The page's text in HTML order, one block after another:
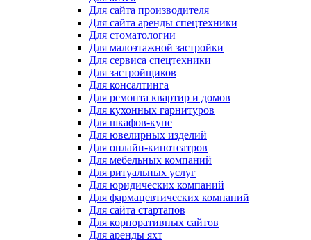
Для сайта производителя
Для сайта аренды спецтехники
Для стоматологии
Для малоэтажной застройки
Для сервиса спецтехники
Для застройщиков
Для консалтинга
Для ремонта квартир и домов
Для кухонных гарнитуров
Для шкафов-купе
Для ювелирных изделий
Для онлайн-кинотеатров
Для мебельных компаний
Для ритуальных услуг
Для юридических компаний
Для фармацевтических компаний
Для сайта стартапов
Для корпоративных сайтов
Для аренды яхт